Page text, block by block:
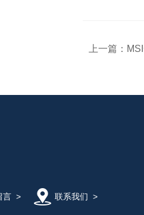
上一篇：
言> 联系我们 >